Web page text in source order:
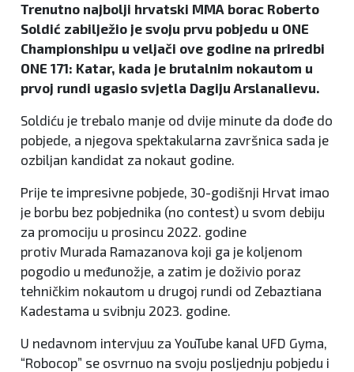
Trenutno najbolji hrvatski MMA borac Roberto
Soldić zabilježio je svoju prvu pobjedu u ONE
Championshipu u veljači ove godine na priredbi
ONE 171: Katar, kada je brutalnim nokautom u
prvoj rundi ugasio svjetla Dagiju Arslanalievu.
Soldiću je trebalo manje od dvije minute da dođe do
pobjede, a njegova spektakularna završnica sada je
ozbiljan kandidat za nokaut godine.
Prije te impresivne pobjede, 30-godišnji Hrvat imao
je borbu bez pobjednika (no contest) u svom debiju
za promociju u prosincu 2022. godine
protiv Murada Ramazanova koji ga je koljenom
pogodio u međunožje, a zatim je doživio poraz
tehničkim nokautom u drugoj rundi od Zebaztiana
Kadestama u svibnju 2023. godine.
U nedavnom intervjuu za YouTube kanal UFD Gyma,
“Robocop” se osvrnuo na svoju posljednju pobjedu i